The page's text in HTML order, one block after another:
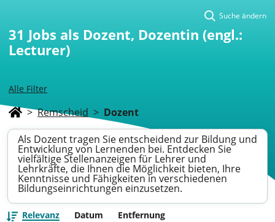
Alle Filter
Suche ändern
31 Jobs als Dozent, Dozentin (engl.:
Lecturer)
> Remscheid > Dozent
Als Dozent tragen Sie entscheidend zur Bildung und
Entwicklung von Lernenden bei. Entdecken Sie
vielfältige Stellenanzeigen für Lehrer und
Lehrkräfte, die Ihnen die Möglichkeit bieten, Ihre
Kenntnisse und Fähigkeiten in verschiedenen
Bildungseinrichtungen einzusetzen.
Relevanz Datum Entfernung